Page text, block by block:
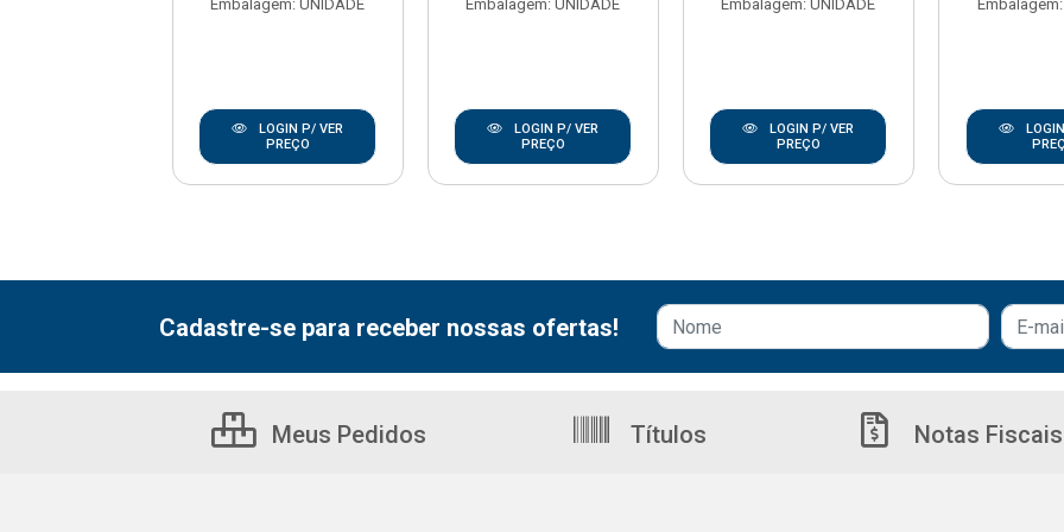
Embalagem: UNIDADE
LOGIN P/ VER
PREÇO
Embalagem: UNIDADE
LOGIN P/ VER
PREÇO
Embalagem: UNIDADE
LOGIN P/ VER
PREÇO
Cadastre-se para receber nossas ofertas!
Meus Pedidos Títulos Notas Fiscais